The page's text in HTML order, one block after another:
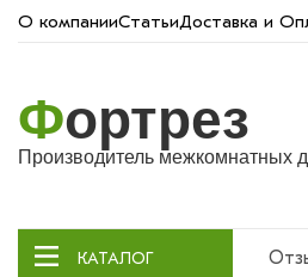
О компанииСтатьиДоставка и
Фортрез
Производитель межкомнатных
КАТАЛОГ